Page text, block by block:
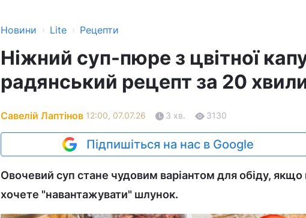
Новини › Lite › Рецепти
Ніжний суп-пюре з цвітної
радянський рецепт за 20
Савелій Лаптінов 12:00, 07.07.26 3 хв. 3130
Підпишіться на нас в Google
Овочевий суп стане чудовим варіантом для обіду, якщо
хочете "навантажувати" шлунок.